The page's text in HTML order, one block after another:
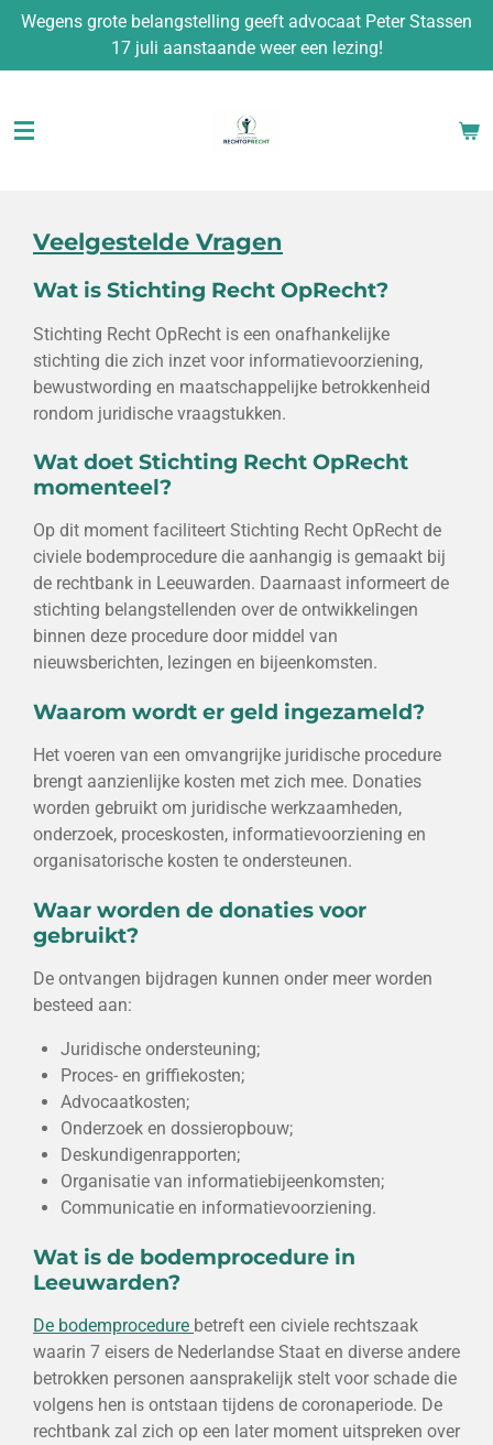
Ga
naar
hoofdinhoud
Wegens grote belangstelling geeft advocaat Peter Stassen
17 juli aanstaande weer een lezing!
Veelgestelde Vragen
Wat is Stichting Recht OpRecht?
Stichting Recht OpRecht is een onafhankelijke
stichting die zich inzet voor informatievoorziening,
bewustwording en maatschappelijke betrokkenheid
rondom juridische vraagstukken.
Wat doet Stichting Recht OpRecht
momenteel?
Op dit moment faciliteert Stichting Recht OpRecht de
civiele bodemprocedure die aanhangig is gemaakt bij
de rechtbank in Leeuwarden. Daarnaast informeert de
stichting belangstellenden over de ontwikkelingen
binnen deze procedure door middel van
nieuwsberichten, lezingen en bijeenkomsten.
Waarom wordt er geld ingezameld?
Het voeren van een omvangrijke juridische procedure
brengt aanzienlijke kosten met zich mee. Donaties
worden gebruikt om juridische werkzaamheden,
onderzoek, proceskosten, informatievoorziening en
organisatorische kosten te ondersteunen.
Waar worden de donaties voor
gebruikt?
De ontvangen bijdragen kunnen onder meer worden
besteed aan:
Juridische ondersteuning;
Proces- en griffiekosten;
Advocaatkosten;
Onderzoek en dossieropbouw;
Deskundigenrapporten;
Organisatie van informatiebijeenkomsten;
Communicatie en informatievoorziening.
Wat is de bodemprocedure in
Leeuwarden?
De bodemprocedure betreft een civiele rechtszaak
waarin 7 eisers de Nederlandse Staat en diverse andere
betrokken personen aansprakelijk stelt voor schade die
volgens hen is ontstaan tijdens de coronaperiode. De
rechtbank zal zich op een later moment uitspreken over